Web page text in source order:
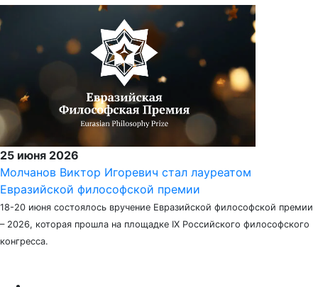
25 июня 2026
Молчанов Виктор Игоревич стал лауреатом
Евразийской философской премии
18-20 июня состоялось вручение Евразийской философской премии
– 2026, которая прошла на площадке IX Российского философского
конгресса.